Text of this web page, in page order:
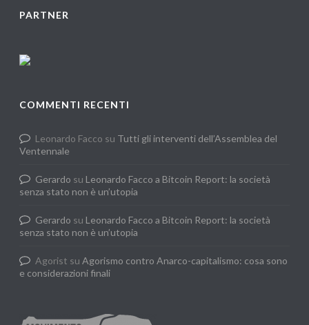
PARTNER
COMMENTI RECENTI
Leonardo Facco su Tutti gli interventi dell’Assemblea del
Ventennale
Gerardo su Leonardo Facco a Bitcoin Report: la società
senza stato non è un’utopia
Gerardo su Leonardo Facco a Bitcoin Report: la società
senza stato non è un’utopia
Agorist suAgorismo contro Anarco-capitalismo: cosa sono
e considerazioni finali